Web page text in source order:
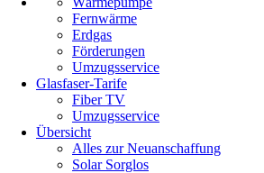
Fernwärme
Erdgas
Förderungen
Umzugsservice
Glasfaser-Tarife
Fiber TV
Umzugsservice
Übersicht
Alles zur Neuanschaffung
Solar Sorglos